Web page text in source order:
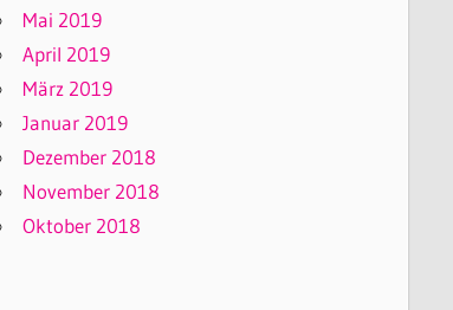
Mai 2019
April 2019
März 2019
Januar 2019
Dezember 2018
November 2018
Oktober 2018